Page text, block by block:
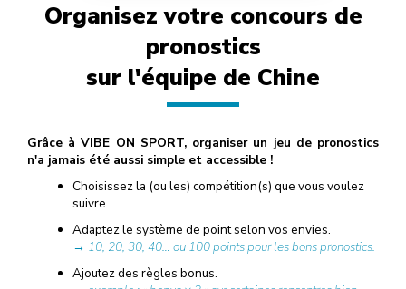
Organisez votre concours de
pronostics
sur l'équipe de Chine
Grâce à VIBE ON SPORT, organiser un jeu de pronostics
n'a jamais été aussi simple et accessible !
Choisissez la (ou les) compétition(s) que vous voulez
suivre.
Adaptez le système de point selon vos envies.
→ 10, 20, 30, 40… ou 100 points pour les bons pronostics.
Ajoutez des règles bonus.